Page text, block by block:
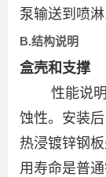
泵输送到喷淋
B.结构说明
盒壳和支撑
性能说明
蚀性。安装
热浸镀锌钢
用寿命是普